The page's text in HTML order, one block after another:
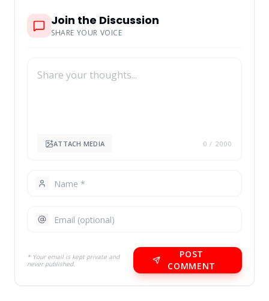
Join the Discussion
SHARE YOUR VOICE
ATTACH MEDIA 0 / 2000
* Your email is kept private and
never published.
POST
COMMENT